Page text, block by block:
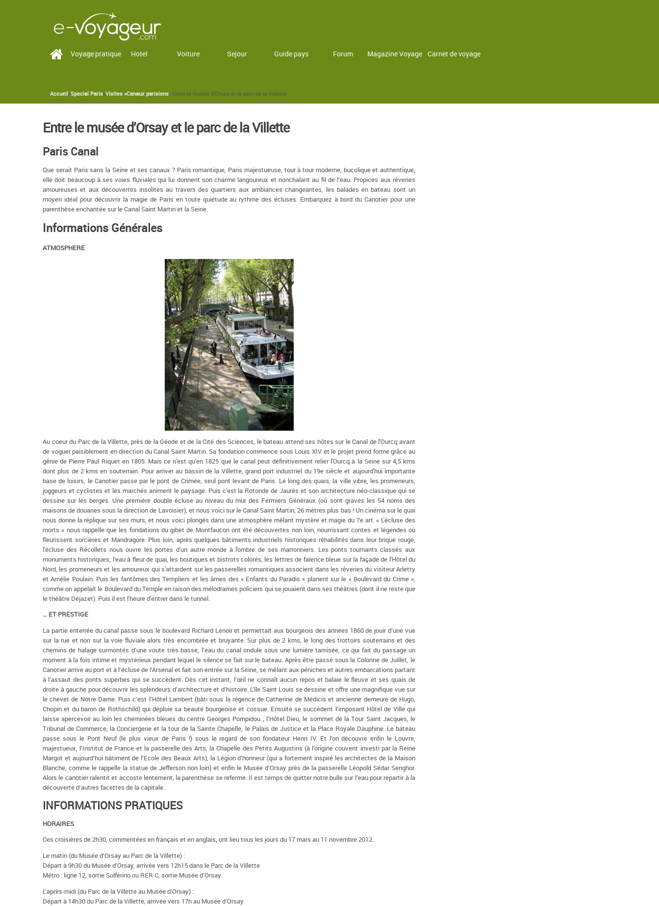
Vol Hotel Voiture Sejour Guide pays Forum Magazine Voyage Carnet de voyage
Voyage pratique
You are here
Accueil»Special Paris»Visites »Canaux parisiens» Entre le musée d’Orsay et le parc de la Villette
Entre le musée d’Orsay et le parc de la Villette
Paris Canal
Que serait Paris sans la Seine et ses canaux ? Paris romantique, Paris majestueuse, tour à tour moderne, bucolique et authentique,
elle doit beaucoup à ses voies fluviales qui lui donnent son charme langoureux et nonchalant au fil de l’eau. Propices aux rêveries
amoureuses et aux découvertes insolites au travers des quartiers aux ambiances changeantes, les balades en bateau sont un
moyen idéal pour découvrir la magie de Paris en toute quiétude au rythme des écluses. Embarquez à bord du Canotier pour une
parenthèse enchantée sur le Canal Saint Martin et la Seine.
Informations Générales
ATMOSPHERE
Au coeur du Parc de la Villette, près de la Géode et de la Cité des Sciences, le bateau attend ses hôtes sur le Canal de l'Ourcq avant
de voguer paisiblement en direction du Canal Saint Martin. Sa fondation commence sous Louis XIV et le projet prend forme grâce au
génie de Pierre Paul Riquet en 1805. Mais ce n'est qu'en 1825 que le canal peut définitivement relier l'Ourcq à la Seine sur 4,5 kms
dont plus de 2 kms en souterrain. Pour arriver au bassin de la Villette, grand port industriel du 19e siècle et aujourd'hui importante
base de loisirs, le Canotier passe par le pont de Crimée, seul pont levant de Paris. Le long des quais, la ville vibre, les promeneurs,
joggeurs et cyclistes et les marchés animent le paysage. Puis c'est la Rotonde de Jaurès et son architecture néo-classique qui se
dessine sur les berges. Une première double écluse au niveau du mur des Fermiers Généraux (où sont gravés les 54 noms des
maisons de douanes sous la direction de Lavoisier), et nous voici sur le Canal Saint Martin, 26 mètres plus bas ! Un cinéma sur le quai
nous donne la réplique sur ses murs, et nous voici plongés dans une atmosphère mêlant mystère et magie du 7e art. « L'écluse des
morts » nous rappelle que les fondations du gibet de Montfaucon ont été découvertes non loin, nourrissant contes et légendes où
fleurissent sorcières et Mandragore. Plus loin, après quelques bâtiments industriels historiques réhabilités dans leur brique rouge,
l'écluse des Récollets nous ouvre les portes d'un autre monde à l'ombre de ses marronniers. Les ponts tournants classés aux
monuments historiques, l'eau à fleur de quai, les boutiques et bistrots colorés, les lettres de faïence bleue sur la façade de l'Hôtel du
Nord, les promeneurs et les amoureux qui s'attardent sur les passerelles romantiques associent dans les rêveries du visiteur Arletty
et Amélie Poulain. Puis les fantômes des Templiers et les âmes des « Enfants du Paradis » planent sur le « Boulevard du Crime »,
comme on appelait le Boulevard du Temple en raison des mélodrames policiers qui se jouaient dans ses théâtres (dont il ne reste que
le théâtre Déjazet). Puis il est l'heure d'entrer dans le tunnel.
... ET PRESTIGE
La partie enterrée du canal passe sous le boulevard Richard Lenoir et permettait aux bourgeois des années 1860 de jouir d’une vue
sur la rue et non sur la voie fluviale alors très encombrée et bruyante. Sur plus de 2 kms, le long des trottoirs souterrains et des
chemins de halage surmontés d’une voute très basse, l’eau du canal ondule sous une lumière tamisée, ce qui fait du passage un
moment à la fois intime et mystérieux pendant lequel le silence se fait sur le bateau. Après être passé sous la Colonne de Juillet, le
Canotier arrive au port et à l’écluse de l’Arsenal et fait son entrée sur la Seine, se mêlant aux péniches et autres embarcations partant
à l’assaut des ponts superbes qui se succèdent. Dès cet instant, l’œil ne connaît aucun repos et balaie le fleuve et ses quais de
droite à gauche pour découvrir les splendeurs d’architecture et d’histoire. L’île Saint Louis se dessine et offre une magnifique vue sur
le chevet de Notre Dame. Puis c’est l’Hôtel Lambert (bâti sous la régence de Catherine de Médicis et ancienne demeure de Hugo,
Chopin et du baron de Rothschild) qui déploie sa beauté bourgeoise et cossue. Ensuite se succèdent l’imposant Hôtel de Ville qui
laisse apercevoir au loin les cheminées bleues du centre Georges Pompidou ; l’Hôtel Dieu, le sommet de la Tour Saint Jacques, le
Tribunal de Commerce, la Conciergerie et la tour de la Sainte Chapelle, le Palais de Justice et la Place Royale Dauphine. Le bateau
passe sous le Pont Neuf (le plus vieux de Paris !) sous le regard de son fondateur Henri IV. Et l’on découvre enfin le Louvre,
majestueux, l’Institut de France et la passerelle des Arts, la Chapelle des Petits Augustins (à l’origine couvent investi par la Reine
Margot et aujourd’hui bâtiment de l’Ecole des Beaux Arts), la Légion d’honneur (qui a fortement inspiré les architectes de la Maison
Blanche, comme le rappelle la statue de Jefferson non loin) et enfin le Musée d’Orsay près de la passerelle Léopold Sédar Senghor.
Alors le canotier ralentit et accoste lentement, la parenthèse se referme. Il est temps de quitter notre bulle sur l’eau pour repartir à la
découverte d’autres facettes de la capitale.
INFORMATIONS PRATIQUES
HORAIRES
Ces croisières de 2h30, commentées en français et en anglais, ont lieu tous les jours du 17 mars au 11 novembre 2012.
Le matin (du Musée d’Orsay au Parc de la Villette) :
Départ à 9h30 du Musée d’Orsay, arrivée vers 12h15 dans le Parc de la Villette
Métro : ligne 12, sortie Solférino ou RER C, sortie Musée d’Orsay
L’après-midi (du Parc de la Villette au Musée d’Orsay) :
Départ à 14h30 du Parc de la Villette, arrivée vers 17h au Musée d’Orsay